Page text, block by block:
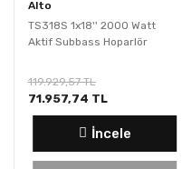
Alto
TS318S 1x18'' 2000 Watt
Aktif Subbass Hoparlör
119.929,57 TL
71.957,74 TL
İncele